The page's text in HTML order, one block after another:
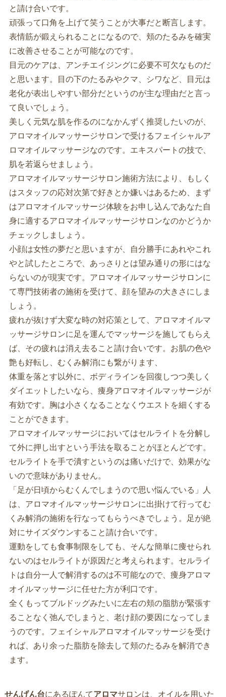
と請け合いです。
頑張って口角を上げて笑うことが大事だと断言します。
表情筋が鍛えられることになるので、頬のたるみを確実
に改善させることが可能なのです。
目元のケアは、アンチエイジングに必要不可欠なものだ
と思います。目の下のたるみやクマ、シワなど、目元は
老化が表出しやすい部分だというのが主な理由だと言っ
て良いでしょう。
美しく元気な肌を作るのになかんずく推奨したいのが、
アロマオイルマッサージサロンで受けるフェイシャルア
ロマオイルマッサージなのです。エキスパートの技で、
肌を若返らせましょう。
アロマオイルマッサージサロン施術方法により、もしく
はスタッフの応対次第で好きとか嫌いはあるため、まず
はアロマオイルマッサージ体験をお申し込んであなた自
身に適するアロマオイルマッサージサロンなのかどうか
チェックしましょう。
小顔は女性の夢だと思いますが、自分勝手にあれやこれ
やと試したところで、あっさりとは望み通りの形にはな
らないのが現実です。アロマオイルマッサージサロンに
て専門技術者の施術を受けて、顔を望みの大きさにしま
しょう。
疲れが抜けず大変な時の対応策として、アロマオイルマ
ッサージサロンに足を運んでマッサージを施してもらえ
ば、その疲れは消え去ること請け合いです。お肌の色や
艶も好転し、むくみ解消にも繋がります、
体重を落とす以外に、ボディラインを回復しつつ美しく
ダイエットしたいなら、痩身アロマオイルマッサージが
有効です。胸は小さくなることなくウエストを細くする
ことができます。
アロマオイルマッサージにおいてはセルライトを分解し
て外に押し出すという手法を取ることがほとんどです。
セルライトを手で潰すというのは痛いだけで、効果がな
いので意味がありません。
「足が日頃からむくんでしまうので思い悩んでいる」人
は、アロマオイルマッサージサロンに出掛けて行ってむ
くみ解消の施術を行なってもらうべきでしょう。足が絶
対にサイズダウンすること請け合いです。
運動をしても食事制限をしても、そんな簡単に痩せられ
ないのはセルライトが原因だと考えられます。セルライ
トは自分一人で解消するのは不可能なので、痩身アロマ
オイルマッサージに任せた方が利口です。
全くもってブルドッグみたいに左右の頬の脂肪が緊張す
ることなく弛んでしまうと、老け顔の要因になってしま
うのです。フェイシャルアロマオイルマッサージを受け
れば、あり余った脂肪を除去して頬のたるみを解消でき
ます。
せんげん台にあるぽんてアロマサロンは、オイルを用いた